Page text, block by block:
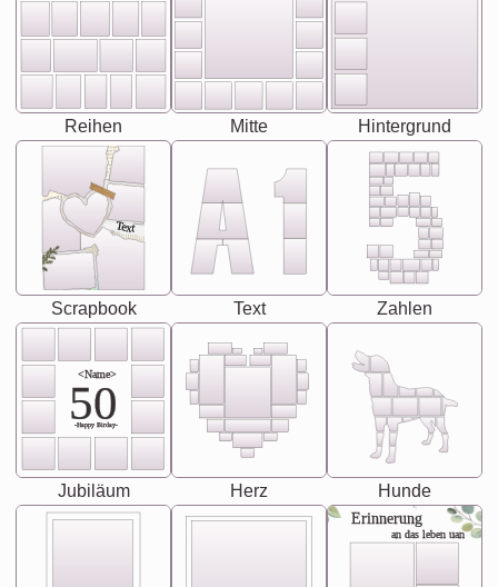
Reihen Mitte Hintergrund
Text
Scrapbook Text Zahlen
<Name>
50
-Happy Birday-
Jubiläum Herz Hunde
Erinnerung
an das leben uan